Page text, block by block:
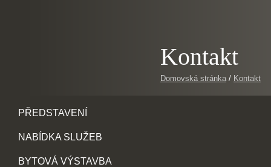
Kontakt
Domovská stránka / Kontakt
PŘEDSTAVENÍ
NABÍDKA SLUŽEB
BYTOVÁ VÝSTAVBA